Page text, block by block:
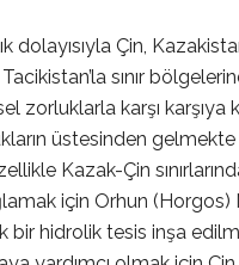
dolayısıyla Çin,
sınır
zorluklarla karşı karşıya
üstesinden gelmekte
Kazak-Çin
için Orhun (Horgos)
bir hidrolik tesis inşa